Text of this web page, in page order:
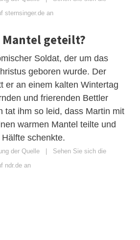
sternsinger.de an
Mantel geteilt?
Soldat, der um das
geboren wurde. Der
er an einem kalten Wintertag
und frierenden Bettler
tat ihm so leid, dass Martin mit
warmen Mantel teilte und
schenkte.
der Quelle
Sehen Sie sich die
ndr.de an